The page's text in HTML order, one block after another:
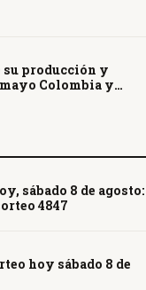
su producción y
Colombia y
sábado 8 de agosto:
4847
hoy sábado 8 de